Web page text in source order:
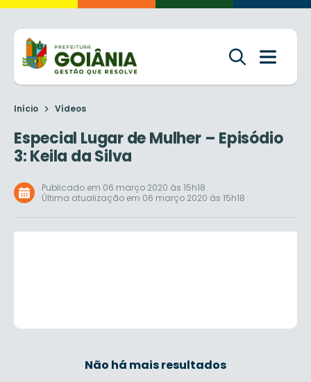
Início Vídeos
Especial Lugar de Mulher – Episódio
3: Keila da Silva
Publicado em 06 março 2020 às 15h18
Última atualização em 06 março 2020 às 15h18
Não há mais resultados